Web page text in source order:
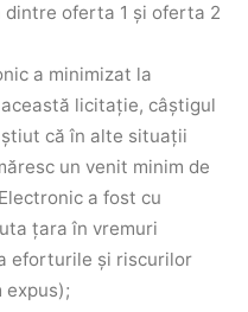
oferta 1 și oferta 2
a minimizat la
licitație, câștigul
știut că în alte situații
un venit minim de
a fost cu
țara în vremuri
eforturile și riscurilor
expus);